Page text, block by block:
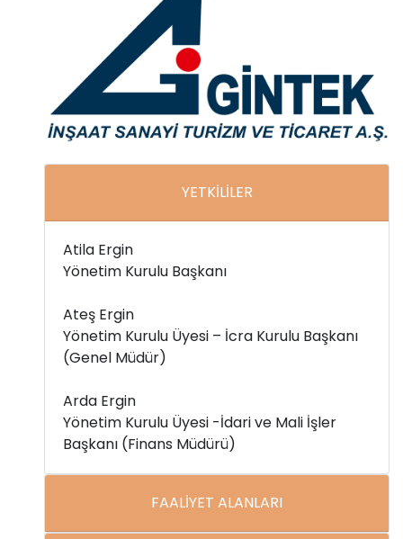
YETKİLİLER
Atila Ergin
Yönetim Kurulu Başkanı
Ateş Ergin
Yönetim Kurulu Üyesi – İcra Kurulu Başkanı
(Genel Müdür)
Arda Ergin
Yönetim Kurulu Üyesi -İdari ve Mali İşler
Başkanı (Finans Müdürü)
FAALİYET ALANLARI